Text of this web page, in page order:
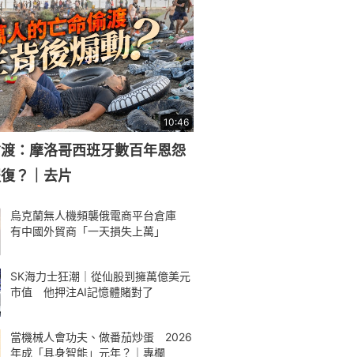
10:46
：摩洛哥西班牙數百年恩怨
？｜去片
烏克蘭無人機頻襲俄電商平台倉庫
有中國外貿商「一天損失上萬」
SK海力士狂潮｜從仙股到擁萬億美元
市值 他押注AI記憶體賭對了
當機械人會功夫、做番茄炒蛋 2026
年成「具身智能」元年？｜專欄